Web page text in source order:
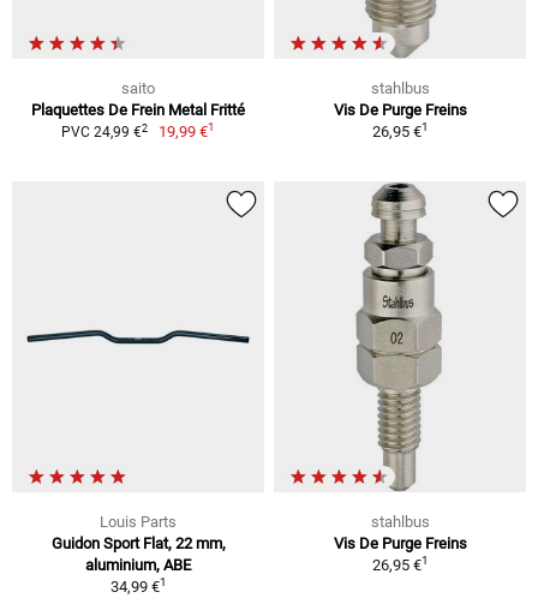
saito
Plaquettes De Frein Metal Fritté
PVC 24,99 €2 19,99 €1
stahlbus
Vis De Purge Freins
26,95 €1
Louis Parts
Guidon Sport Flat, 22 mm,
aluminium, ABE
34,99 €1
stahlbus
Vis De Purge Freins
26,95 €1